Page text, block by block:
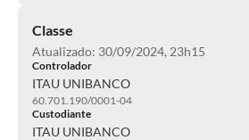
Classe
Atualizado: 30/09/2024, 23h15
Controlador
ITAU UNIBANCO
60.701.190/0001-04
Custodiante
ITAU UNIBANCO